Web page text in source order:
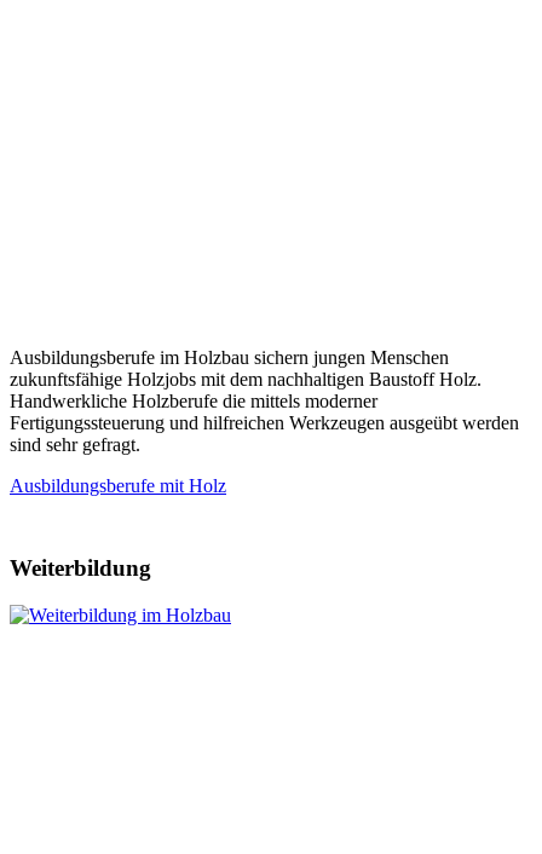
Ausbildungsberufe im Holzbau sichern jungen Menschen
zukunftsfähige Holzjobs mit dem nachhaltigen Baustoff Holz.
Handwerkliche Holzberufe die mittels moderner
Fertigungssteuerung und hilfreichen Werkzeugen ausgeübt werden
sind sehr gefragt.
Ausbildungsberufe mit Holz
Weiterbildung